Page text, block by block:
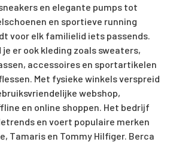
en elegante pumps tot
en sportieve running
voor elk familielid iets passends.
er ook kleding zoals sweaters,
accessoires en sportartikelen
Met fysieke winkels verspreid
webshop,
en online shoppen. Het bedrijf
en voert populaire merken
Tamaris en Tommy Hilfiger. Berca